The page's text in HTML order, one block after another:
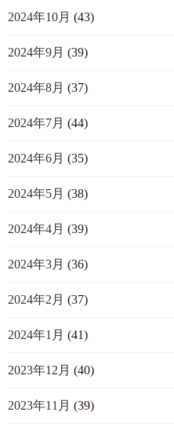
2024年10月 (43)
2024年9月 (39)
2024年8月 (37)
2024年7月 (44)
2024年6月 (35)
2024年5月 (38)
2024年4月 (39)
2024年3月 (36)
2024年2月 (37)
2024年1月 (41)
2023年12月 (40)
2023年11月 (39)